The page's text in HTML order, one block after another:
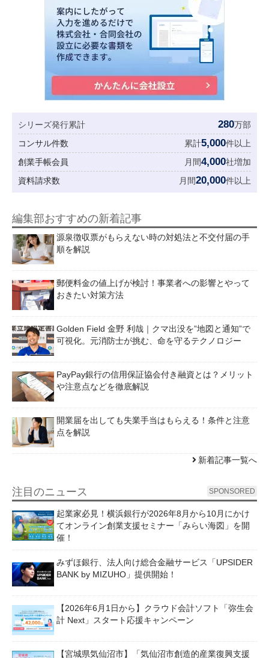
シリーズ発行累計 280万部
コンサル件数
累計5,000件以上
創業手帳会員
月間4,000社増加
資料請求数
月間20,000件以上
編集部おすすめの新着記事
源泉徴収票がもらえない時の対処法と不交付届の手
順を解説
郵便料金の値上げが検討！事業者への影響とやって
おきたい対策方法
Golden Field 金野 利哉｜クマ出没を”地図と通知”で
可視化。元消防士が挑む、命を守るテクノロジー
PayPay銀行の信用保証協会付き融資とは？メリット
や注意点などを徹底解説
開業届を出しても失業手当はもらえる！条件と注意
点を解説
新着記事一覧へ
注目のニュース SPONSORED
起業家必見！横浜銀行が2026年8月から10月にかけ
てオンライン創業支援セミナー「みらい海図」を開
催！
みずほ銀行、法人向け総合金融サービス「UPSIDER
BANK by MIZUHO」提供開始！
【2026年6月1日から】クラウド会計ソフト「弥生会
計 Next」スタート応援キャンペーン
【宮城県気仙沼市】「気仙沼市創造的産業復興支援